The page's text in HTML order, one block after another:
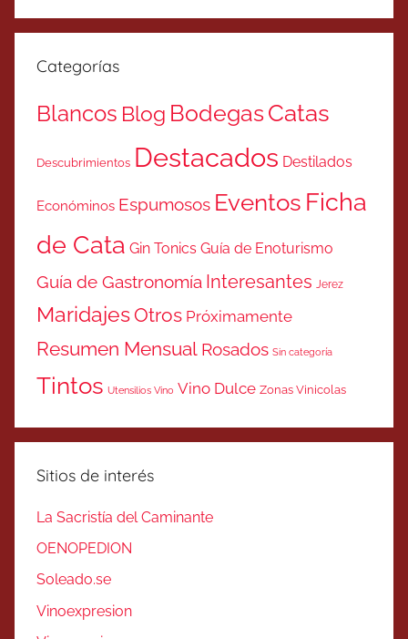
Categorías
Blancos Blog BodegasCatas
Descubrimientos Destacados Destilados
Económinos Espumosos Eventos Ficha
de Cata Gin Tonics Guía de Enoturismo
Guía de Gastronomía Interesantes Jerez
MaridajesOtros Próximamente
Resumen Mensual Rosados Sin categoría
Tintos Utensilios Vino Vino Dulce Zonas Vinicolas
Sitios de interés
La Sacristía del Caminante
OENOPEDION
Soleado.se
Vinoexpresion